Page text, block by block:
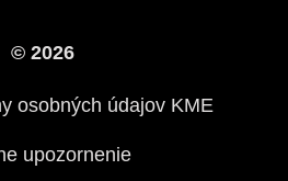
© 2026
osobných údajov KME
upozornenie